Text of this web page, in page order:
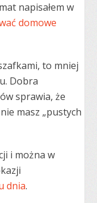
napisałem w
domowe
to mniej
Dobra
sprawia, że
masz „pustych
i można w
dnia.